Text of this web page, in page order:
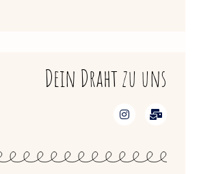
Dein Draht zu uns